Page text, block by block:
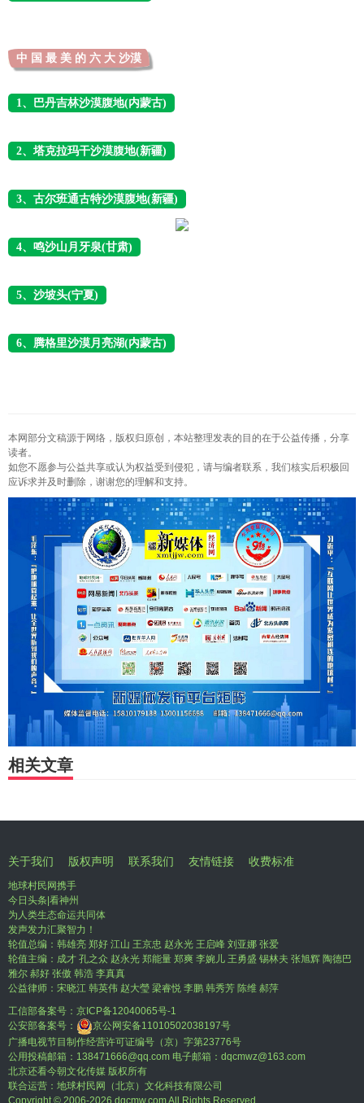
中 国 最 美 的 六 大 沙漠
1、巴丹吉林沙漠腹地(内蒙古)
2、塔克拉玛干沙漠腹地(新疆)
3、古尔班通古特沙漠腹地(新疆)
4、鸣沙山月牙泉(甘肃)
5、沙坡头(宁夏)
6、腾格里沙漠月亮湖(内蒙古)
本网部分文稿源于网络，版权归原创，本站整理发表的目的在于公益传播，分享
读者。
如您不愿参与公益共享或认为权益受到侵犯，请与编者联系，我们核实后积极回
应诉求并及时删除，谢谢您的理解和支持。
相关文章
关于我们 版权声明 联系我们 友情链接 收费标准
地球村民网携手
今日头条|看神州
为人类生态命运共同体
发声发力汇聚智力！
轮值总编：韩雄亮 郑好 江山 王京忠 赵永光 王启峰 刘亚娜 张爱
轮值主编：成才 孔之众 赵永光 郑能量 郑爽 李婉儿 王勇盛 锡林夫 张旭辉 陶德巴
雅尔 郝好 张傲 韩浩 李真真
公益律师：宋晓江 韩英伟 赵大瑩 梁睿悦 李鹏 韩秀芳 陈维 郝萍
工信部备案号： 京ICP备12040065号-1
公安部备案号：
京公网安备11010502038197号
广播电视节目制作经营许可证编号（京）字第23776号
公用投稿邮箱：138471666@qq.com 电子邮箱：dqcmwz@163.com
北京还看今朝文化传媒 版权所有
联合运营：地球村民网（北京）文化科技有限公司
Copyright © 2006-2026 dqcmw.com All Rights Reserved.